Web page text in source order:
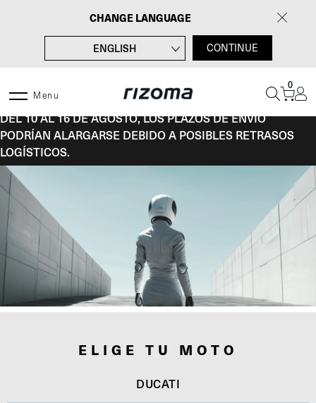
contenido
CHANGE LANGUAGE
ENGLISH
DEUTSCH
ITALIANO
CONTINUE
Menu
0
DEL 10 AL 16 DE AGOSTO, LOS PLAZOS DE ENVÍO
PODRÍAN ALARGARSE DEBIDO A POSIBLES RETRASOS
LOGÍSTICOS.
ELIGE TU MOTO
DUCATI